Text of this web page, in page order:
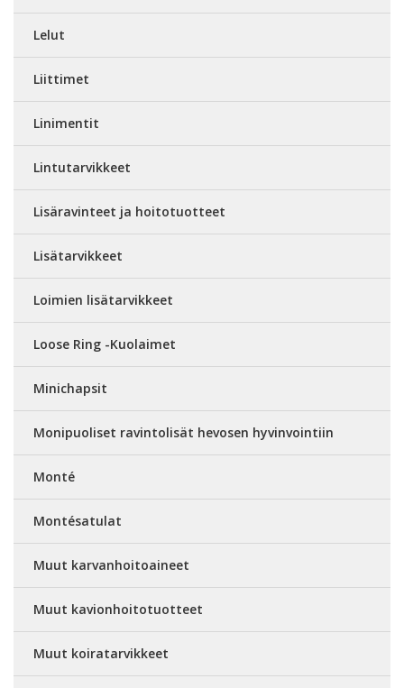
Lelut
Liittimet
Linimentit
Lintutarvikkeet
Lisäravinteet ja hoitotuotteet
Lisätarvikkeet
Loimien lisätarvikkeet
Loose Ring -Kuolaimet
Minichapsit
Monipuoliset ravintolisät hevosen hyvinvointiin
Monté
Montésatulat
Muut karvanhoitoaineet
Muut kavionhoitotuotteet
Muut koiratarvikkeet